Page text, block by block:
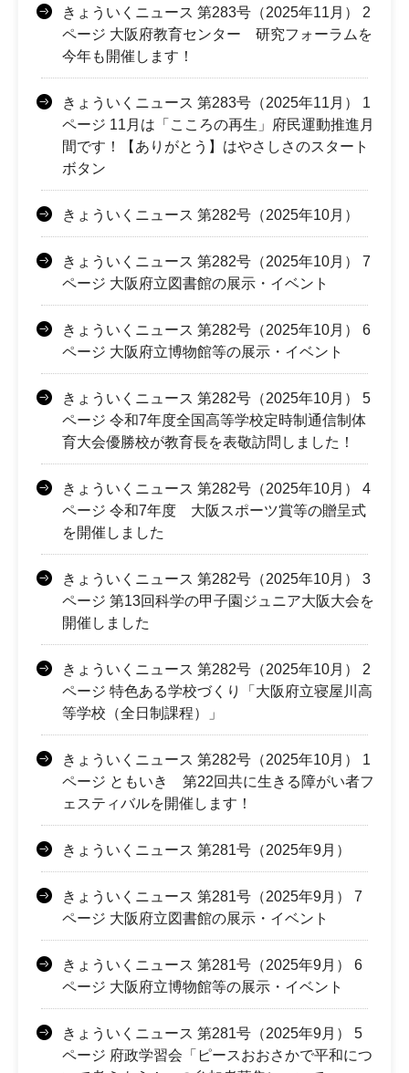
きょういくニュース 第283号（2025年11月） 2
ページ 大阪府教育センター 研究フォーラムを
今年も開催します！
きょういくニュース 第283号（2025年11月） 1
ページ 11月は「こころの再生」府民運動推進月
間です！【ありがとう】はやさしさのスタート
ボタン
きょういくニュース 第282号（2025年10月）
きょういくニュース 第282号（2025年10月） 7
ページ 大阪府立図書館の展示・イベント
きょういくニュース 第282号（2025年10月） 6
ページ 大阪府立博物館等の展示・イベント
きょういくニュース 第282号（2025年10月） 5
ページ 令和7年度全国高等学校定時制通信制体
育大会優勝校が教育長を表敬訪問しました！
きょういくニュース 第282号（2025年10月） 4
ページ 令和7年度 大阪スポーツ賞等の贈呈式
を開催しました
きょういくニュース 第282号（2025年10月） 3
ページ 第13回科学の甲子園ジュニア大阪大会を
開催しました
きょういくニュース 第282号（2025年10月） 2
ページ 特色ある学校づくり「大阪府立寝屋川高
等学校（全日制課程）」
きょういくニュース 第282号（2025年10月） 1
ページ ともいき 第22回共に生きる障がい者フ
ェスティバルを開催します！
きょういくニュース 第281号（2025年9月）
きょういくニュース 第281号（2025年9月） 7
ページ 大阪府立図書館の展示・イベント
きょういくニュース 第281号（2025年9月） 6
ページ 大阪府立博物館等の展示・イベント
きょういくニュース 第281号（2025年9月） 5
ページ 府政学習会「ピースおおさかで平和につ